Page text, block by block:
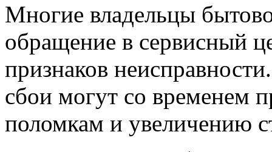
Многие владельцы
обращение в сервисный
признаков
сбои могут со временем
поломкам и увеличению